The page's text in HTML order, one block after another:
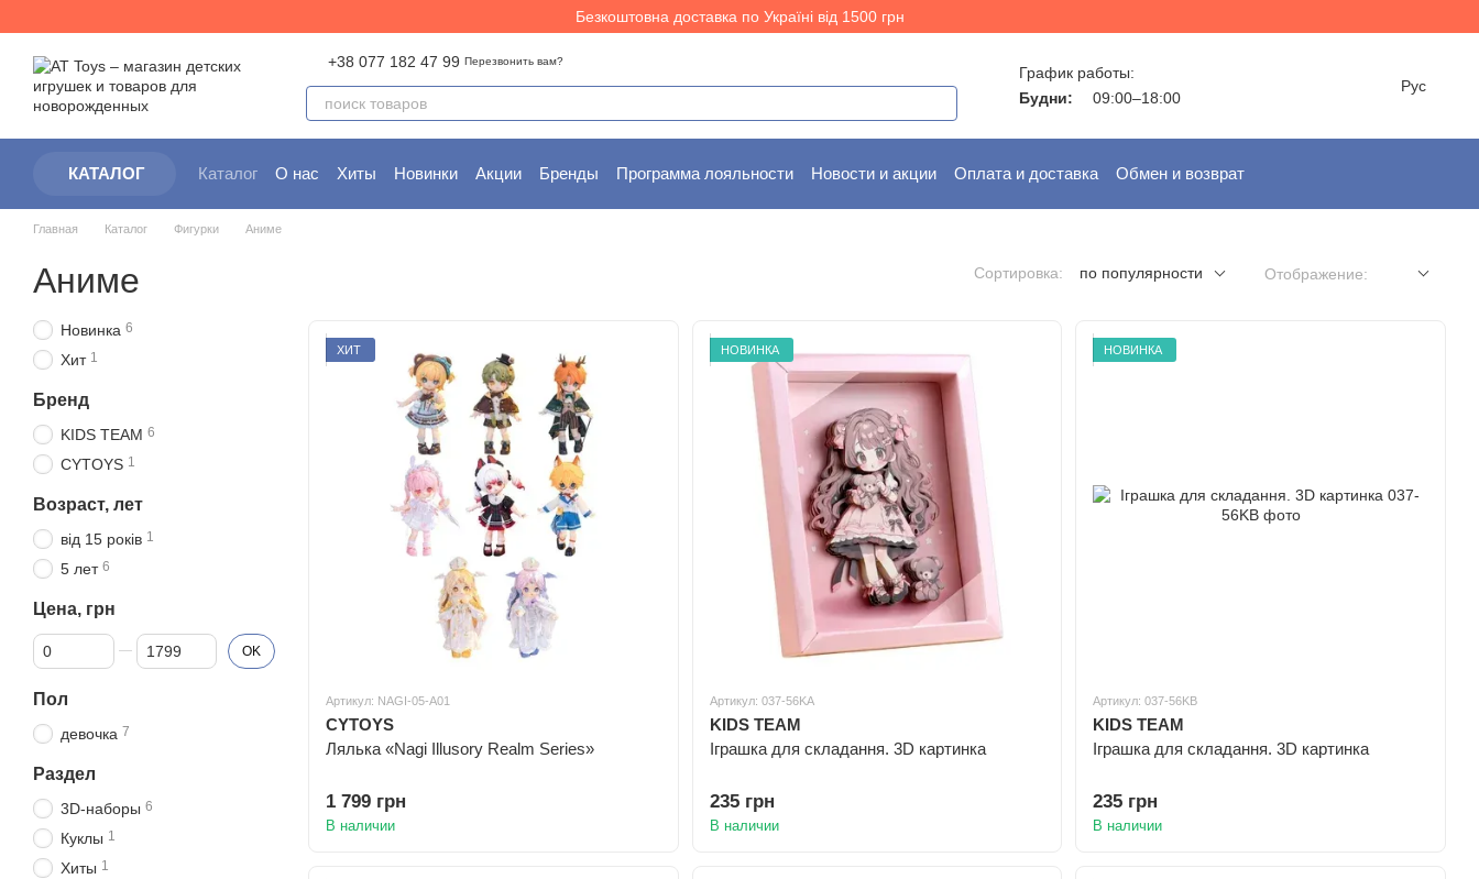
Безкоштовна доставка по Україні від 1500 грн
+38 077 182 47 99 Перезвонить вам?
График работы:
Будни:
09:00–18:00
Рус
КАТАЛОГ Каталог О нас Хиты Новинки Акции Бренды Программа лояльности Новости и акции Оплата и доставка
Обмен и возврат
Главная Каталог Фигурки Аниме
Аниме Сортировка: по популярности Отображение:
ХИТ
Артикул: NAGI-05-A01
CYTOYS
Лялька «Nagi Illusory Realm Series»
1 799 грн
В наличии
НОВИНКА
Артикул: 037-56KA
KIDS TEAM
Іграшка для складання. 3D картинка
235 грн
В наличии
НОВИНКА
Артикул: 037-56KB
KIDS TEAM
Іграшка для складання. 3D картинка
235 грн
В наличии
Новинка 6
Хит 1
Бренд
KIDS TEAM 6
CYTOYS 1
Возраст, лет
від 15 років 1
5 лет 6
Цена, грн
От Цена, грн
До Цена, грн OK
Пол
девочка 7
Раздел
3D-наборы 6
Куклы 1
Хиты 1